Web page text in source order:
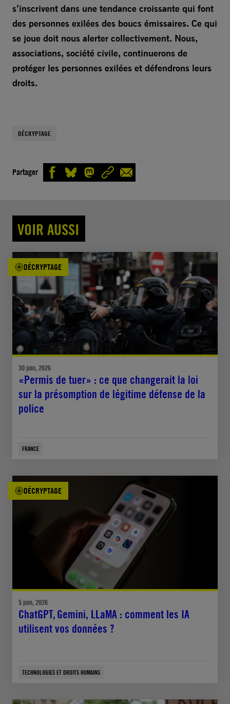
s’inscrivent dans une tendance croissante qui font
des personnes exilées des boucs émissaires. Ce qui
se joue doit nous alerter collectivement. Nous,
associations, société civile, continuerons de
protéger les personnes exilées et défendrons leurs
droits.
DÉCRYPTAGE
Partager
VOIR AUSSI
DÉCRYPTAGE
30 juin, 2026
«Permis de tuer» : ce que changerait la loi
sur la présomption de légitime défense de la
police
FRANCE
DÉCRYPTAGE
5 juin, 2026
ChatGPT, Gemini, LLaMA : comment les IA
utilisent vos données ?
TECHNOLOGIES ET DROITS HUMAINS